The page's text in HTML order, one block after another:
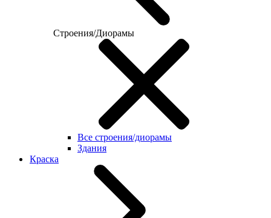
Строения/Диорамы
Все строения/диорамы
Здания
Краска